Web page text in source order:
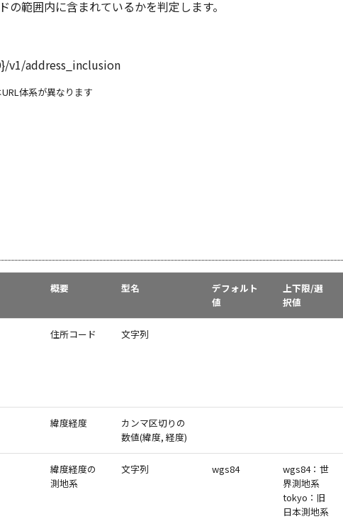
の範囲内に含まれているかを判定します。
v1/address_inclusion
体系が異なります
概要 型名
デフォルト
値
上下限/選
択値
住所コード 文字列
緯度経度
カンマ区切りの
数値(緯度, 経度)
緯度経度の
測地系
文字列 wgs84
wgs84：世
界測地系
tokyo：旧
日本測地系